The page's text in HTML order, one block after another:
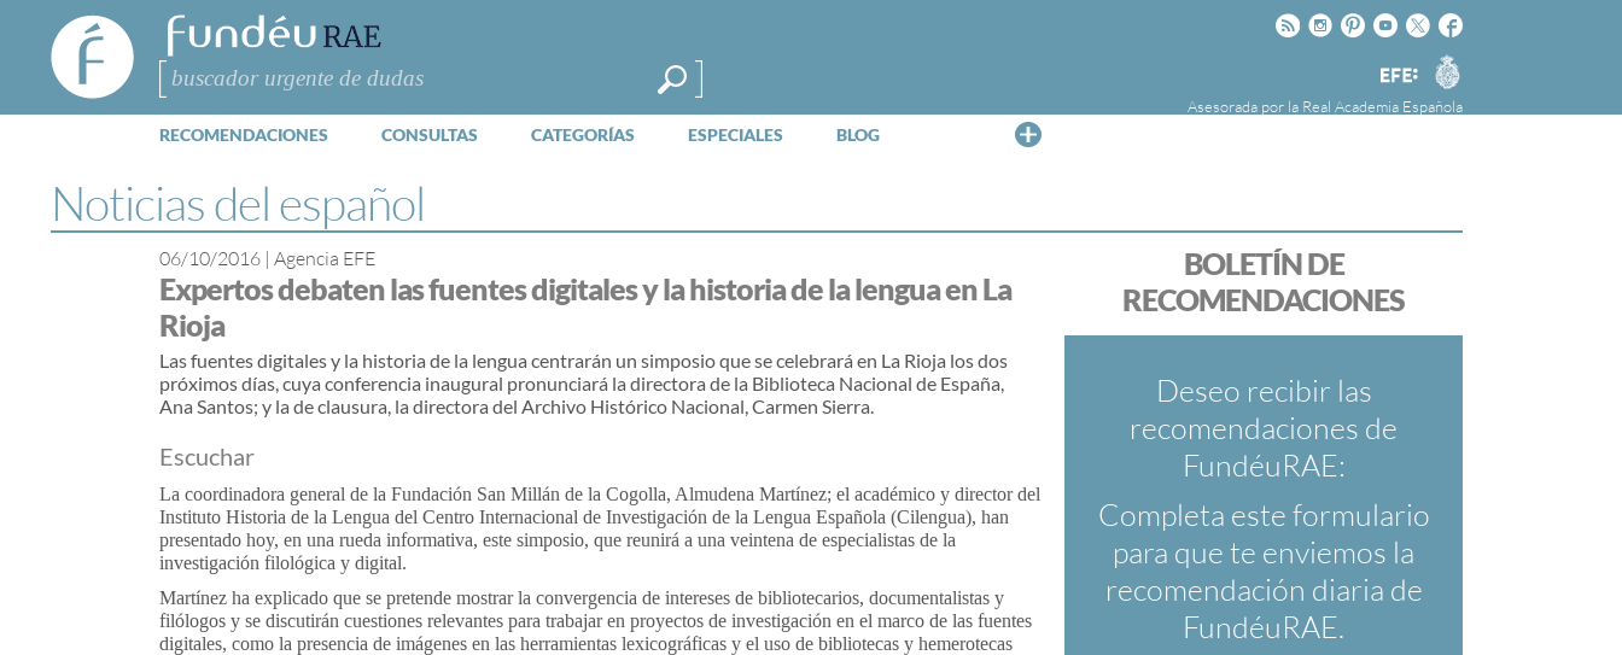
FundéuRAE
- Fundación
del Español
Urgente
Buscar
Facebook
Twitter
Youtube
Pinteres
Instagram
Rss
Agencia
EFE
Asesorada por la Real Academia Española
RECOMENDACIONES CONSULTAS CATEGORÍAS ESPECIALES BLOG
la Agencia Efe y la Real Academia Española,
cuyo objetivo es colaborar con el buen uso del
español en los medios de comunicación y en
Internet.
Noticias del español
BOLETÍN DE
RECOMENDACIONES
Deseo recibir las
recomendaciones de
FundéuRAE:
Completa este formulario
para que te enviemos la
recomendación diaria de
FundéuRAE.
06/10/2016 | Agencia EFE
Expertos debaten las fuentes digitales y la historia de la lengua en La
Rioja
Las fuentes digitales y la historia de la lengua centrarán un simposio que se celebrará en La Rioja los dos
próximos días, cuya conferencia inaugural pronunciará la directora de la Biblioteca Nacional de España,
Ana Santos; y la de clausura, la directora del Archivo Histórico Nacional, Carmen Sierra.
Escuchar
La coordinadora general de la Fundación San Millán de la Cogolla, Almudena Martínez; el académico y director del
Instituto Historia de la Lengua del Centro Internacional de Investigación de la Lengua Española (Cilengua), han
presentado hoy, en una rueda informativa, este simposio, que reunirá a una veintena de especialistas de la
investigación filológica y digital.
Martínez ha explicado que se pretende mostrar la convergencia de intereses de bibliotecarios, documentalistas y
filólogos y se discutirán cuestiones relevantes para trabajar en proyectos de investigación en el marco de las fuentes
digitales, como la presencia de imágenes en las herramientas lexicográficas y el uso de bibliotecas y hemerotecas